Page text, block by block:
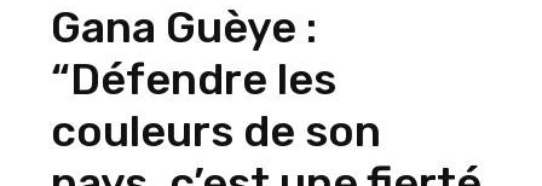
Gana Guèye :
“Défendre les
couleurs de son